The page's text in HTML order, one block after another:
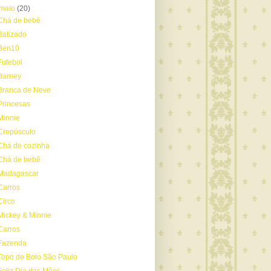
(20)
de bebê
de Neve
de cozinha
de bebê
& Minnie
de Bolo São Paulo